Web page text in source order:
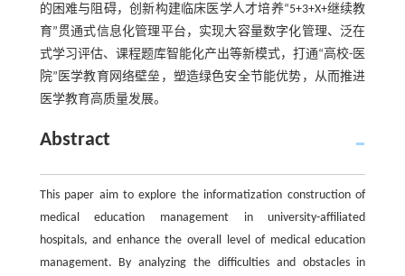
的困难与阻碍，创新构建临床医学人才培养“5+3+X+继续教
育”贯通式信息化管理平台，实现大容量数字化管理、泛在
式学习评估、课程题库智能化产出等新模式，打通“高校-医
院”医学教育网络壁垒，塑造绿色安全节能优势，从而推进
医学教育高质量发展。
Abstract
This paper aim to explore the informatization construction of
medical education management in university-affiliated
hospitals, and enhance the overall level of medical education
management. By analyzing the difficulties and obstacles in